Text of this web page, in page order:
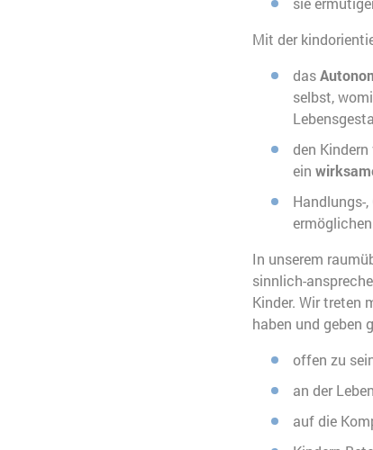
Mit der
das
selbst,
den
ein
Handlungs-
In unserem
sinnlich-
Kinder. Wir treten
haben und geben
offen zu
an der
auf die